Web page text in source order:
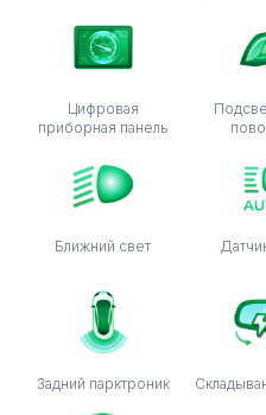
Цифровая
приборная панель
Ближний свет
Задний парктроник